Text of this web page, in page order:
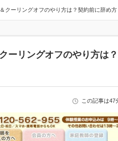
クーリングオフのやり方は？契約前に辞め
ーリングオフのやり方は
この記事は47